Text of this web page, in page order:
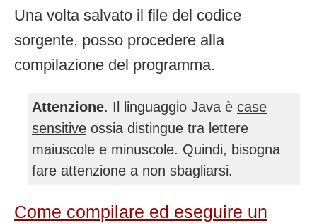
Una volta salvato il file del codice
sorgente, posso procedere alla
compilazione del programma.
Attenzione. Il linguaggio Java è case
sensitive ossia distingue tra lettere
maiuscole e minuscole. Quindi, bisogna
fare attenzione a non sbagliarsi.
Come compilare ed eseguire un